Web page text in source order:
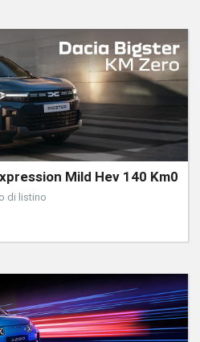
Mild Hev 140 Km0
di listino